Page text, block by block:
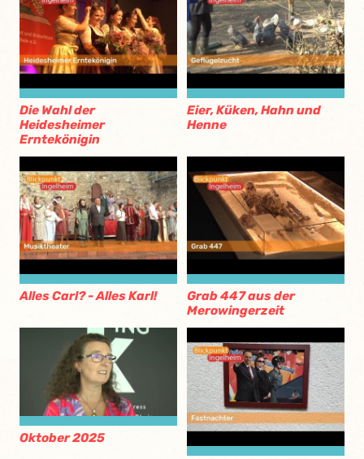
Die Wahl der
Heidesheimer
Erntekönigin
Eier, Küken, Hahn und
Henne
Alles Carl? - Alles Karl!
Grab 447 aus der
Merowingerzeit
Oktober 2025